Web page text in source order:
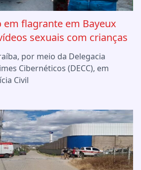
em flagrante em Bayeux
sexuais com crianças
por meio da Delegacia
Cibernéticos (DECC), em
Civil